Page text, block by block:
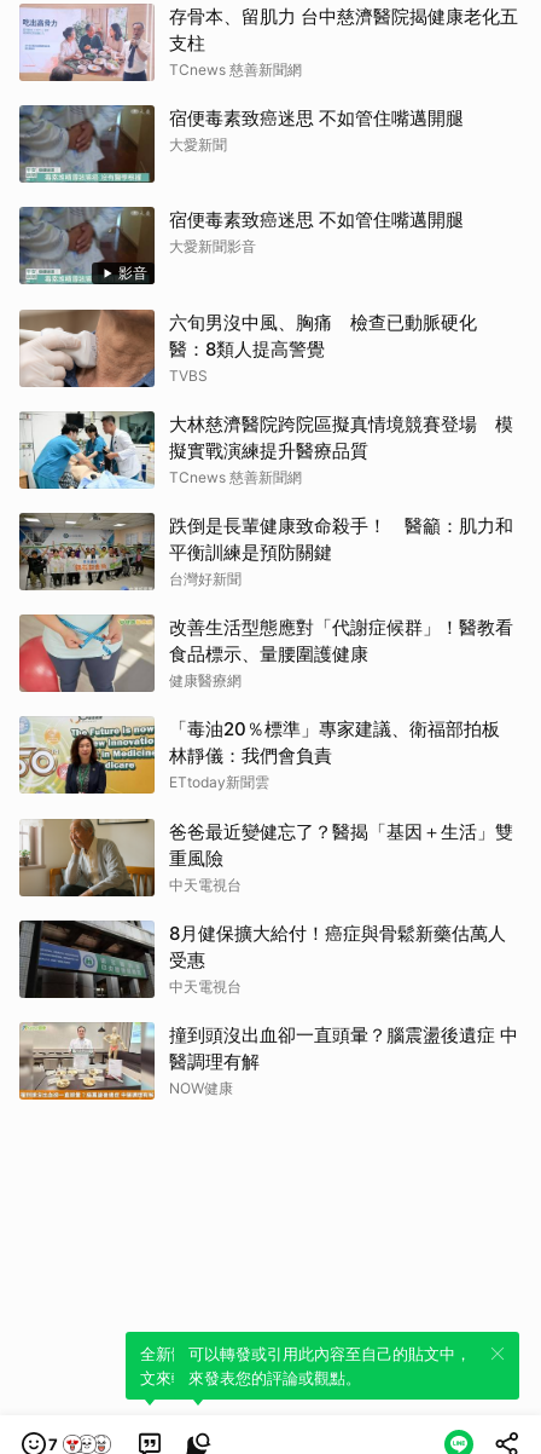
存骨本、留肌力 台中慈濟醫院揭健康老化五
支柱
TCnews 慈善新聞網
宿便毒素致癌迷思 不如管住嘴邁開腿
大愛新聞
影音
宿便毒素致癌迷思 不如管住嘴邁開腿
大愛新聞影音
六旬男沒中風、胸痛 檢查已動脈硬化
醫：8類人提高警覺
TVBS
大林慈濟醫院跨院區擬真情境競賽登場 模
擬實戰演練提升醫療品質
TCnews 慈善新聞網
跌倒是長輩健康致命殺手！ 醫籲：肌力和
平衡訓練是預防關鍵
台灣好新聞
改善生活型態應對「代謝症候群」！醫教看
食品標示、量腰圍護健康
健康醫療網
「毒油20％標準」專家建議、衛福部拍板
林靜儀：我們會負責
ETtoday新聞雲
爸爸最近變健忘了？醫揭「基因＋生活」雙
重風險
中天電視台
8月健保擴大給付！癌症與骨鬆新藥估萬人
受惠
中天電視台
撞到頭沒出血卻一直頭暈？腦震盪後遺症 中
醫調理有解
NOW健康
7
全新體驗！一鍵引用此內容，透過發布貼
文來輕鬆表達個人立場。
可以轉發或引用此內容至自己的貼文中，
來發表您的評論或觀點。